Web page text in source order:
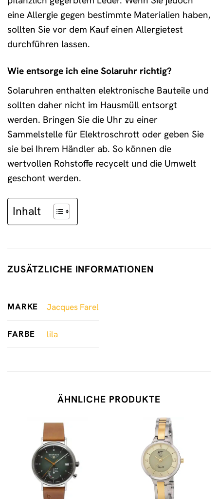
eine Allergie gegen bestimmte Materialien haben,
sollten Sie vor dem Kauf einen Allergietest
durchführen lassen.
Wie entsorge ich eine Solaruhr richtig?
Solaruhren enthalten elektronische Bauteile und
sollten daher nicht im Hausmüll entsorgt
werden. Bringen Sie die Uhr zu einer
Sammelstelle für Elektroschrott oder geben Sie
sie bei Ihrem Händler ab. So können die
wertvollen Rohstoffe recycelt und die Umwelt
geschont werden.
Inhalt
ZUSÄTZLICHE INFORMATIONEN
MARKE Jacques Farel
FARBE lila
ÄHNLICHE PRODUKTE